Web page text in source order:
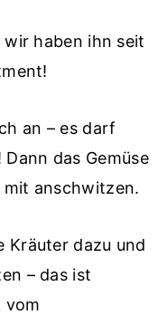
haben ihn seit
an – es darf
das Gemüse
anschwitzen.
Kräuter dazu und
– das ist
vom